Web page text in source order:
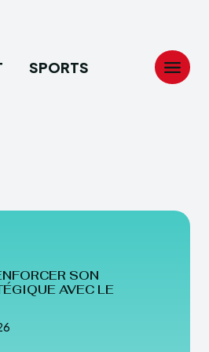
SPORTS
SON
AVEC LE